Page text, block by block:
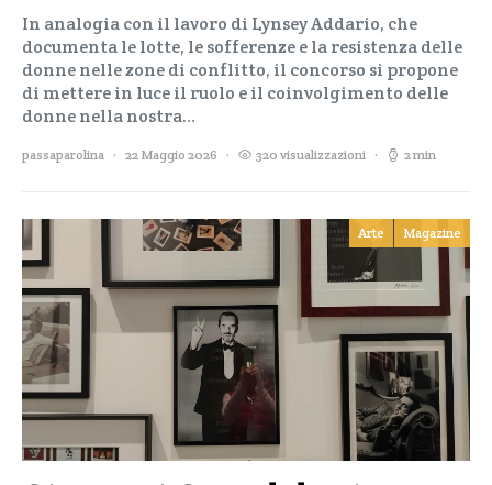
In analogia con il lavoro di Lynsey Addario, che
documenta le lotte, le sofferenze e la resistenza delle
donne nelle zone di conflitto, il concorso si propone
di mettere in luce il ruolo e il coinvolgimento delle
donne nella nostra…
passaparolina 22 Maggio 2026 320 visualizzazioni 2 min
Arte Magazine